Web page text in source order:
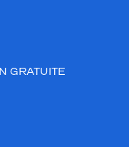
GRATUITE